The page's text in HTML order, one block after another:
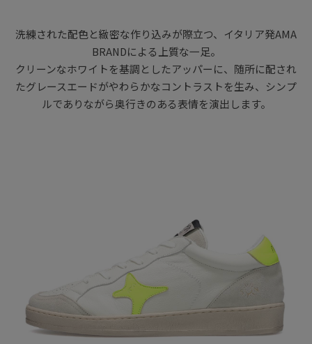
洗練された配色と緻密な作り込みが際立つ、イタリア発AMA
BRANDによる上質な一足。
クリーンなホワイトを基調としたアッパーに、随所に配され
たグレースエードがやわらかなコントラストを生み、シンプ
ルでありながら奥行きのある表情を演出します。